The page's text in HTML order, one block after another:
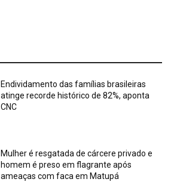
Endividamento das famílias brasileiras
atinge recorde histórico de 82%, aponta
CNC
Mulher é resgatada de cárcere privado e
homem é preso em flagrante após
ameaças com faca em Matupá